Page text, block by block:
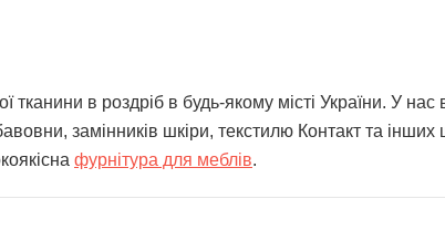
в роздріб в будь-якому місті України. У нас
замінників шкіри, текстилю Контакт та
фурнітура для меблів.